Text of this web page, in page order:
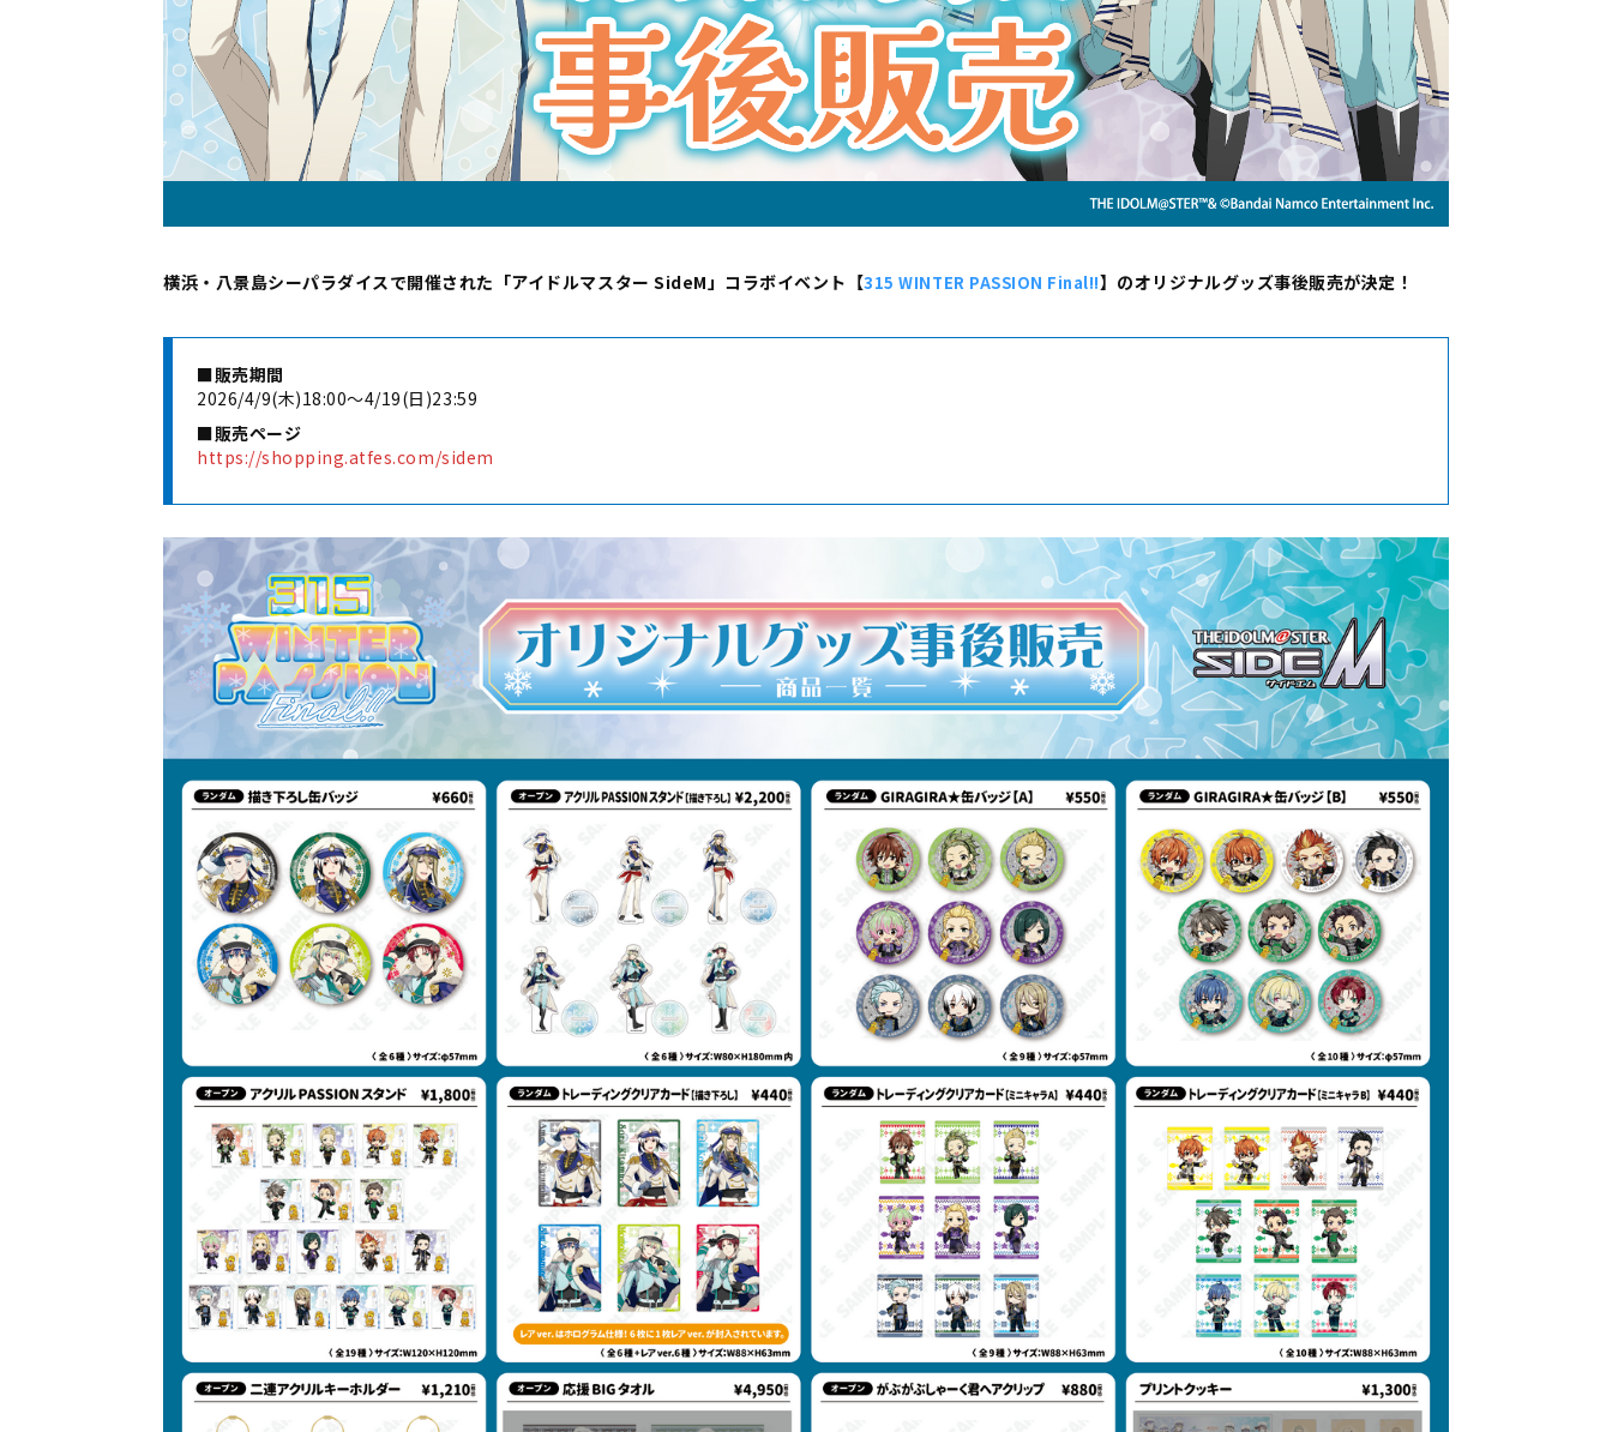
横浜・八景島シーパラダイスで開催された「アイドルマスター SideM」コラボイベント【315 WINTER PASSION Final!!】のオリジナルグッズ事後販売が決定！
■販売期間
2026/4/9(木)18:00～4/19(日)23:59
■販売ページ
https://shopping.atfes.com/sidem